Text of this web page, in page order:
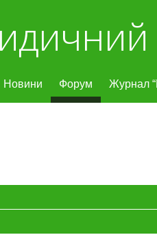
Новини Форум Журнал